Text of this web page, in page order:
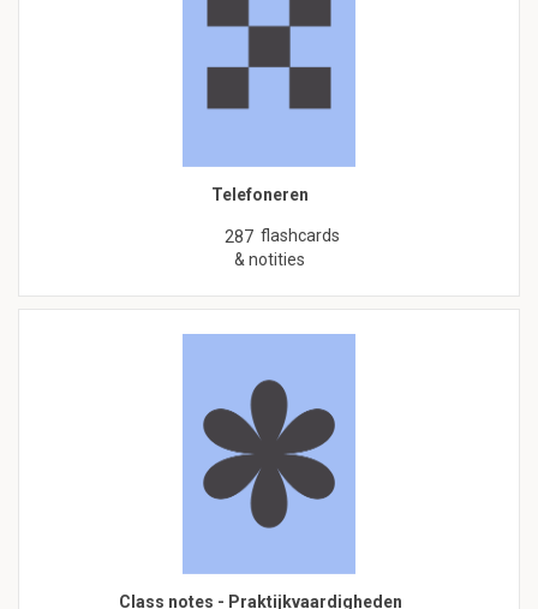
Telefoneren
287 flashcards
& notities
Class notes - Praktijkvaardigheden